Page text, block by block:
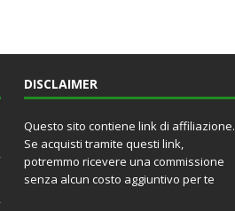
DISCLAIMER
Questo sito contiene link di affiliazione.
Se acquisti tramite questi link,
potremmo ricevere una commissione
senza alcun costo aggiuntivo per te